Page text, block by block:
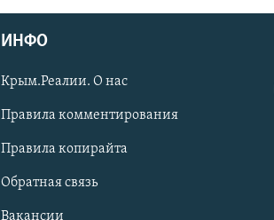
ИНФО
Крым.Реалии. О нас
Правила комментирования
Правила копирайта
Обратная связь
Вакансии